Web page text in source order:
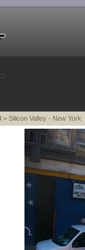
> Silicon Valley - New York